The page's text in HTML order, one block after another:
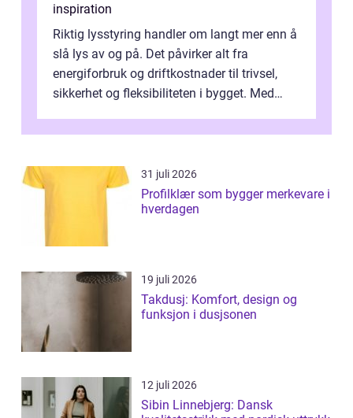
inspiration
Riktig lysstyring handler om langt mer enn å
slå lys av og på. Det påvirker alt fra
energiforbruk og driftkostnader til trivsel,
sikkerhet og fleksibiliteten i bygget. Med
31 juli 2026
Profilklær som bygger merkevare i
hverdagen
19 juli 2026
Takdusj: Komfort, design og
funksjon i dusjsonen
12 juli 2026
Sibin Linnebjerg: Dansk